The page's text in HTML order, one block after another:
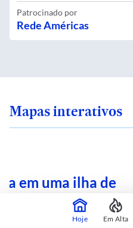
Patrocinado por
Rede Américas
Mapas interativos
em uma ilha de
sua rua no
Hoje Em Alta